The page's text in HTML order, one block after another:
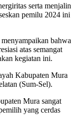
serta menjalin
pemilu 2024 ini
bahwa
atas semangat
kegiatan ini.
Kabupaten Mura
(Sum-Sel).
Mura sangat
yang cerdas